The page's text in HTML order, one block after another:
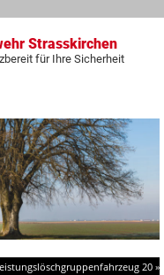
Strasskirchen
für Ihre Sicherheit
20 »